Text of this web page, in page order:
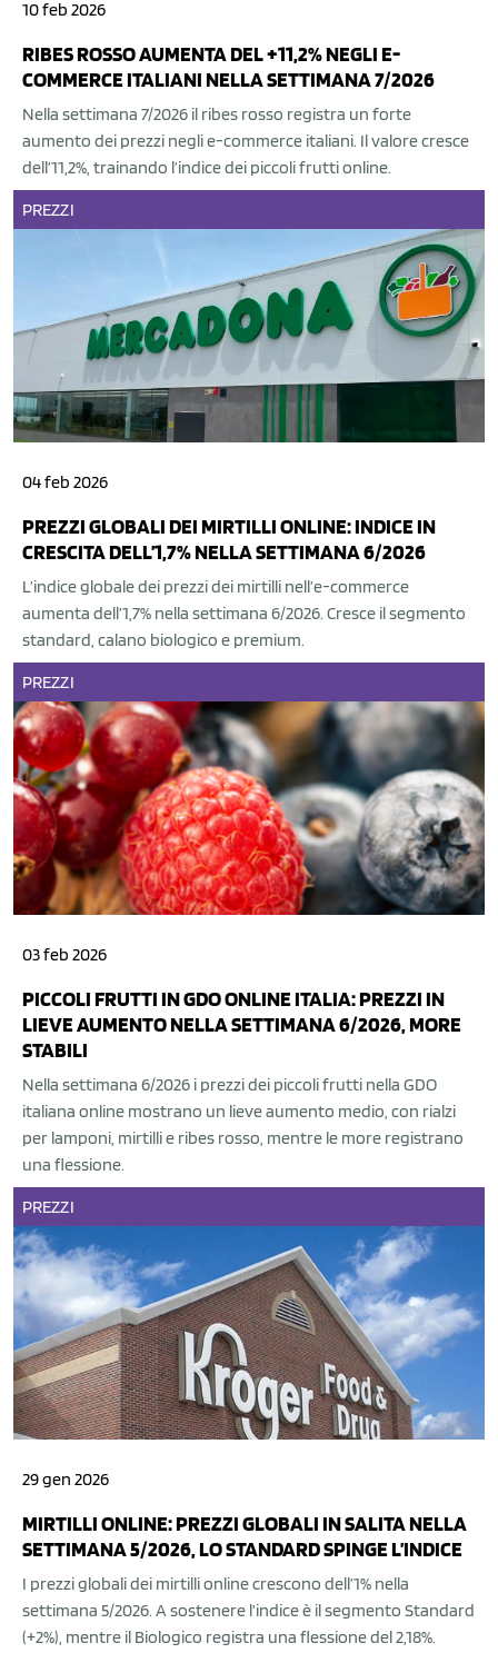
10 feb 2026
RIBES ROSSO AUMENTA DEL +11,2% NEGLI E-
COMMERCE ITALIANI NELLA SETTIMANA 7/2026
Nella settimana 7/2026 il ribes rosso registra un forte
aumento dei prezzi negli e-commerce italiani. Il valore cresce
dell’11,2%, trainando l’indice dei piccoli frutti online.
PREZZI
04 feb 2026
PREZZI GLOBALI DEI MIRTILLI ONLINE: INDICE IN
CRESCITA DELL’1,7% NELLA SETTIMANA 6/2026
L’indice globale dei prezzi dei mirtilli nell’e-commerce
aumenta dell’1,7% nella settimana 6/2026. Cresce il segmento
standard, calano biologico e premium.
PREZZI
03 feb 2026
PICCOLI FRUTTI IN GDO ONLINE ITALIA: PREZZI IN
LIEVE AUMENTO NELLA SETTIMANA 6/2026, MORE
STABILI
Nella settimana 6/2026 i prezzi dei piccoli frutti nella GDO
italiana online mostrano un lieve aumento medio, con rialzi
per lamponi, mirtilli e ribes rosso, mentre le more registrano
una flessione.
PREZZI
29 gen 2026
MIRTILLI ONLINE: PREZZI GLOBALI IN SALITA NELLA
SETTIMANA 5/2026, LO STANDARD SPINGE L’INDICE
I prezzi globali dei mirtilli online crescono dell’1% nella
settimana 5/2026. A sostenere l’indice è il segmento Standard
(+2%), mentre il Biologico registra una flessione del 2,18%.